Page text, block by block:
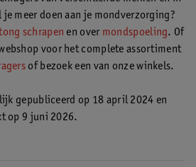
meer doen aan je mondverzorging?
schrapen en over mondspoeling. Of
voor het complete assortiment
of bezoek een van onze winkels.
gepubliceerd op 18 april 2024 en
op 9 juni 2026.